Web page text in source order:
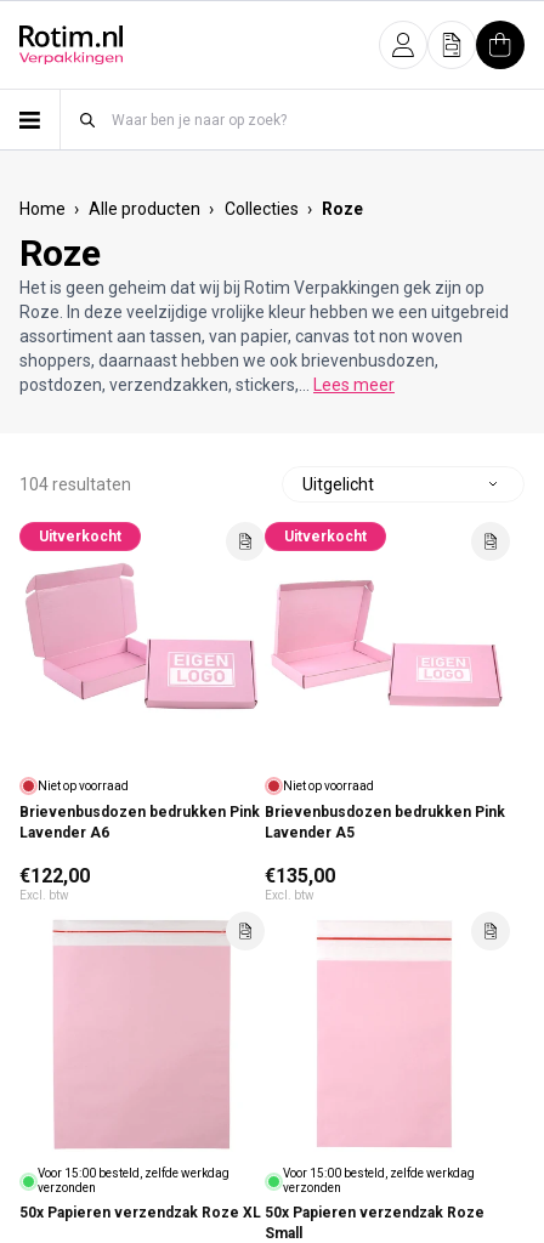
InloggenOfferte
Home › Alle producten › Collecties › Roze
Roze
Het is geen geheim dat wij bij Rotim Verpakkingen gek zijn op
Roze. In deze veelzijdige vrolijke kleur hebben we een uitgebreid
assortiment aan tassen, van papier, canvas tot non woven
shoppers, daarnaast hebben we ook brievenbusdozen,
postdozen, verzendzakken, stickers,...
Lees meer
104 resultaten
Uitverkocht
Niet op voorraad
Brievenbusdozen bedrukken Pink
Lavender A6
Normale prijs
€122,00
Excl. btw
Uitverkocht
Niet op voorraad
Brievenbusdozen bedrukken Pink
Lavender A5
Normale prijs
€135,00
Excl. btw
Voor 15:00 besteld, zelfde werkdag
verzonden
50x Papieren verzendzak Roze XL
Voor 15:00 besteld, zelfde werkdag
verzonden
50x Papieren verzendzak Roze
Small